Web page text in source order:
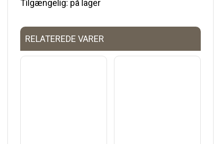
Tilgængelig: på lager
RELATEREDE VARER